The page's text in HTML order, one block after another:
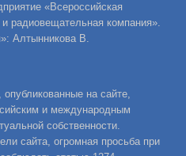
«Всероссийская
и радиовещательная компания».
Алтынникова В.
на сайте,
и международным
собственности.
сайта, огромная просьба при